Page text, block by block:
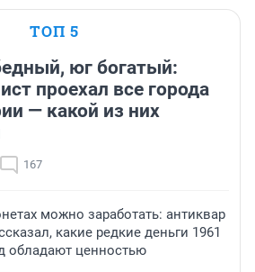
ТОП 5
юг богатый:
проехал все города
— какой из них
167
можно заработать: антиквар
какие редкие деньги 1961
обладают ценностью